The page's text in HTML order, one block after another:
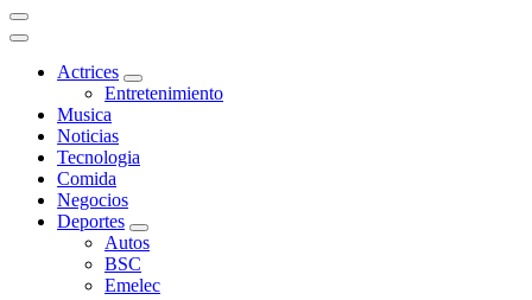
Actrices
Entretenimiento
Musica
Noticias
Tecnologia
Comida
Negocios
Deportes
Autos
BSC
Emelec